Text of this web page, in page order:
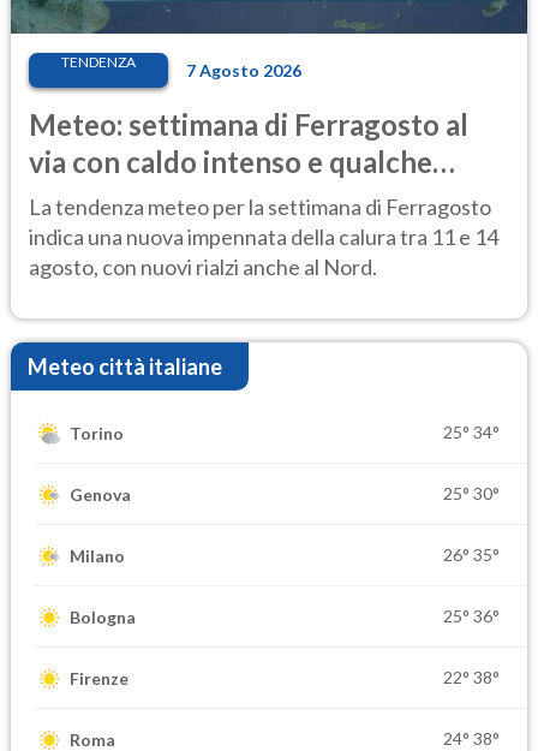
TENDENZA 7 Agosto 2026
Meteo: settimana di Ferragosto al
via con caldo intenso e qualche
temporale
La tendenza meteo per la settimana di Ferragosto
indica una nuova impennata della calura tra 11 e 14
agosto, con nuovi rialzi anche al Nord.
Meteo città italiane
Torino 25° 34°
Genova 25° 30°
Milano 26° 35°
Bologna 25° 36°
Firenze 22° 38°
Roma 24° 38°